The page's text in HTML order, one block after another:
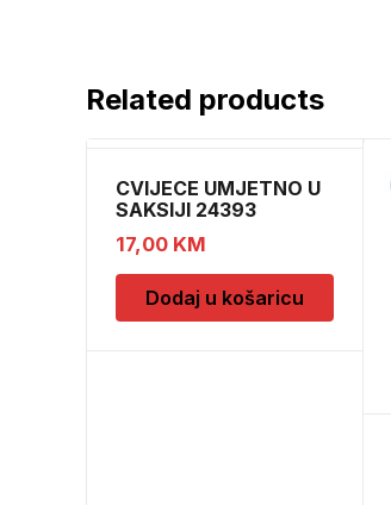
Related products
CVIJECE UMJETNO U
SAKSIJI 24393
CH52439
17,00 KM
Dodaj u košaricu